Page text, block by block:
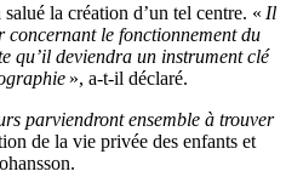
la création d’un tel centre. « Il
concernant le fonctionnement du
qu’il deviendra un instrument clé
», a-t-il déclaré.
parviendront ensemble à trouver
de la vie privée des enfants et